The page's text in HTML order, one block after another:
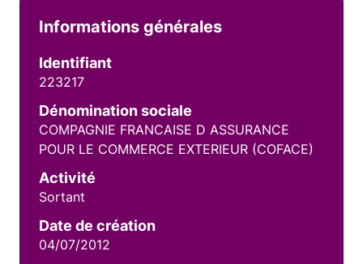
Informations générales
Identifiant
223217
Dénomination sociale
COMPAGNIE FRANCAISE D ASSURANCE
POUR LE COMMERCE EXTERIEUR (COFACE)
Activité
Sortant
Date de création
04/07/2012